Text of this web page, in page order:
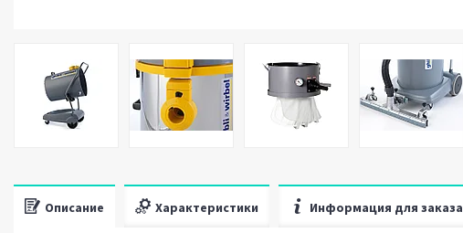
Описание Характеристики Информация для заказа